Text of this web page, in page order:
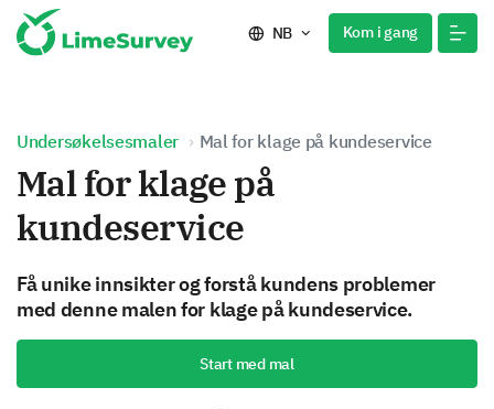
NB Kom i gang
Undersøkelsesmaler Mal for klage på kundeservice
Mal for klage på
kundeservice
Få unike innsikter og forstå kundens problemer
med denne malen for klage på kundeservice.
Start med mal